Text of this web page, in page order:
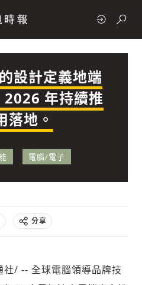
政治
科技
設計定義地端
年持續推
地。
電腦/電子
分享
社/ -- 全球電腦領導品牌技